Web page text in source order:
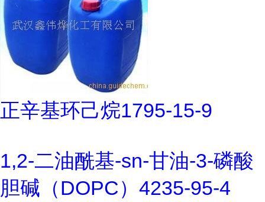
正辛基环己烷1795-15-9
1,2-二油酰基-sn-甘油-3-磷酸
胆碱（DOPC）4235-95-4